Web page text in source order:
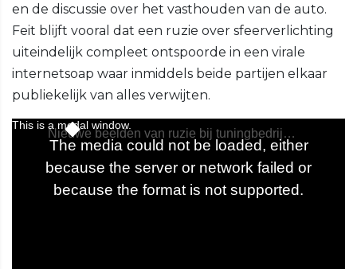
en de discussie over het vasthouden van de auto.
Feit blijft vooral dat een ruzie over sfeerverlichting
uiteindelijk compleet ontspoorde in een virale
internetsoap waar inmiddels beide partijen elkaar
publiekelijk van alles verwijten.